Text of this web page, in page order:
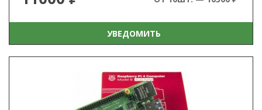
УВЕДОМИТЬ